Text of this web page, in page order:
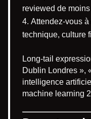
reviewed de
Attendez-vous à
technique, culture
Long-tail
Dublin Londres »,
intelligence
machine learning